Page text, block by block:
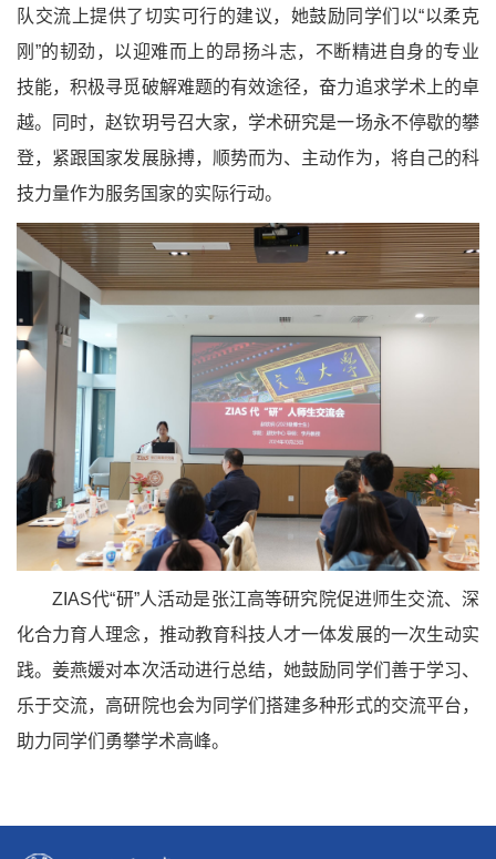
队交流上提供了切实可行的建议，她鼓励同学们以“以柔克
刚”的韧劲，以迎难而上的昂扬斗志，不断精进自身的专业
技能，积极寻觅破解难题的有效途径，奋力追求学术上的卓
越。同时，赵钦玥号召大家，学术研究是一场永不停歇的攀
登，紧跟国家发展脉搏，顺势而为、主动作为，将自己的科
技力量作为服务国家的实际行动。
ZIAS代“研”人活动是张江高等研究院促进师生交流、深
化合力育人理念，推动教育科技人才一体发展的一次生动实
践。姜燕媛对本次活动进行总结，她鼓励同学们善于学习、
乐于交流，高研院也会为同学们搭建多种形式的交流平台，
助力同学们勇攀学术高峰。